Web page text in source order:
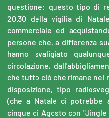
questione: questo tipo di
20.30 della vigilia di
commerciale ed
persone che, a differenza
hanno svaligiato
circolazione,
che tutto ciò che rimane nei
disposizione, tipo
(che a Natale ci potrebbe
cinque di Agosto con